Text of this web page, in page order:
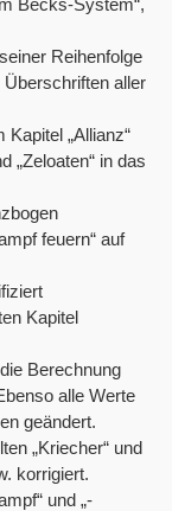
Becks-System“,
Reihenfolge
aller
„Allianz“
„Zeloaten“ in das
feuern“ auf
Kapitel
Berechnung
alle Werte
geändert.
„Kriecher“ und
korrigiert.
und „-